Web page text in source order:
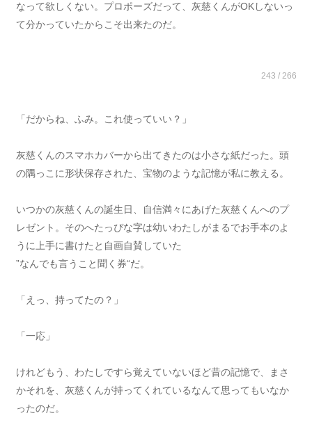
なって欲しくない。プロポーズだって、灰慈くんがOKしないっ
て分かっていたからこそ出来たのだ。
243 / 266
「だからね、ふみ。これ使っていい？」
灰慈くんのスマホカバーから出てきたのは小さな紙だった。頭
の隅っこに形状保存された、宝物のような記憶が私に教える。
いつかの灰慈くんの誕生日、自信満々にあげた灰慈くんへのプ
レゼント。そのへたっぴな字は幼いわたしがまるでお手本のよ
うに上手に書けたと自画自賛していた
”なんでも言うこと聞く券“だ。
「えっ、持ってたの？」
「一応」
けれどもう、わたしですら覚えていないほど昔の記憶で、まさ
かそれを、灰慈くんが持ってくれているなんて思ってもいなか
ったのだ。